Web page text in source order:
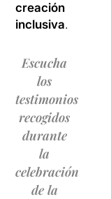
creación
inclusiva.
Escucha
los
testimonios
recogidos
durante
la
celebración
de la